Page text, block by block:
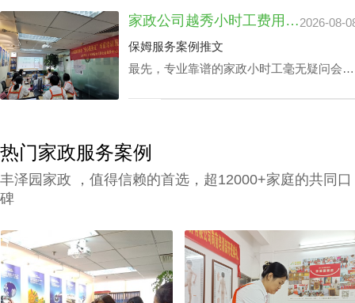
扫卧室、洗衣、洗碗、熨衣等日常事务，还
可以照护老人及带孩子放学，让工作热情高
的人更专心致力工作，那天河区家政公司白
家政公司越秀小时工费用：业务专业技能真的影响吗？2026-08-
保姆服务案例推文
最先，专业靠谱的家政小时工毫无疑问会比
孩子学习等，个体能量越高，家政公司越秀
小时工费用自然越高。
热门家政服务案例
丰泽园家政 ，值得信赖的首选，超12000+家庭的共同口
碑